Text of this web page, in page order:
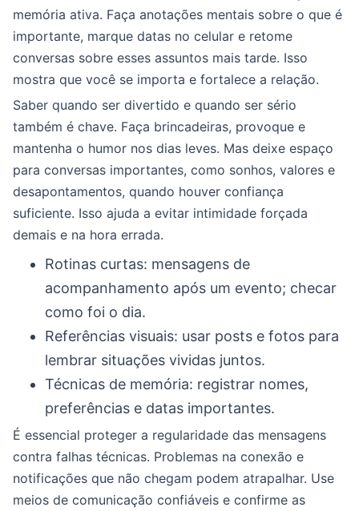
memória ativa. Faça anotações mentais sobre o que é
importante, marque datas no celular e retome
conversas sobre esses assuntos mais tarde. Isso
mostra que você se importa e fortalece a relação.
Saber quando ser divertido e quando ser sério
também é chave. Faça brincadeiras, provoque e
mantenha o humor nos dias leves. Mas deixe espaço
para conversas importantes, como sonhos, valores e
desapontamentos, quando houver confiança
suficiente. Isso ajuda a evitar intimidade forçada
demais e na hora errada.
Rotinas curtas: mensagens de
acompanhamento após um evento; checar
como foi o dia.
Referências visuais: usar posts e fotos para
lembrar situações vividas juntos.
Técnicas de memória: registrar nomes,
preferências e datas importantes.
É essencial proteger a regularidade das mensagens
contra falhas técnicas. Problemas na conexão e
notificações que não chegam podem atrapalhar. Use
meios de comunicação confiáveis e confirme as